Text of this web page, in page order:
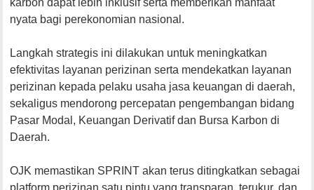
karbon dapat lebih inklusif serta memberikan manfaat
nyata bagi perekonomian nasional.
Langkah strategis ini dilakukan untuk meningkatkan
efektivitas layanan perizinan serta mendekatkan layanan
perizinan kepada pelaku usaha jasa keuangan di daerah,
sekaligus mendorong percepatan pengembangan bidang
Pasar Modal, Keuangan Derivatif dan Bursa Karbon di
Daerah.
OJK memastikan SPRINT akan terus ditingkatkan sebagai